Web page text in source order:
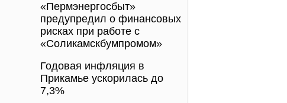
«Пермэнергосбыт»
предупредил о финансовых
рисках при работе с
«Соликамскбумпромом»
Годовая инфляция в
Прикамье ускорилась до
7,3%